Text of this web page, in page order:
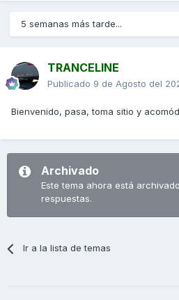
5 semanas más tarde...
TRANCELINE
Publicado 9 de Agosto del
Bienvenido, pasa, toma sitio y
Archivado
Este tema ahora está
respuestas.
Ir a la lista de temas